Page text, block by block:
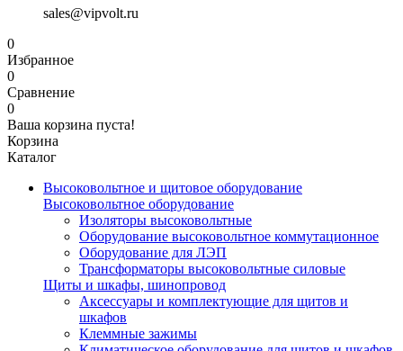
sales@vipvolt.ru
0
Избранное
0
Сравнение
0
Ваша корзина пуста!
Корзина
Каталог
Высоковольтное и щитовое оборудование
Высоковольтное оборудование
Изоляторы высоковольтные
Оборудование высоковольтное коммутационное
Оборудование для ЛЭП
Трансформаторы высоковольтные силовые
Щиты и шкафы, шинопровод
Аксессуары и комплектующие для щитов и
шкафов
Клеммные зажимы